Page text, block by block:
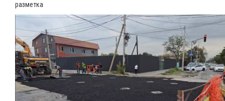
разметка